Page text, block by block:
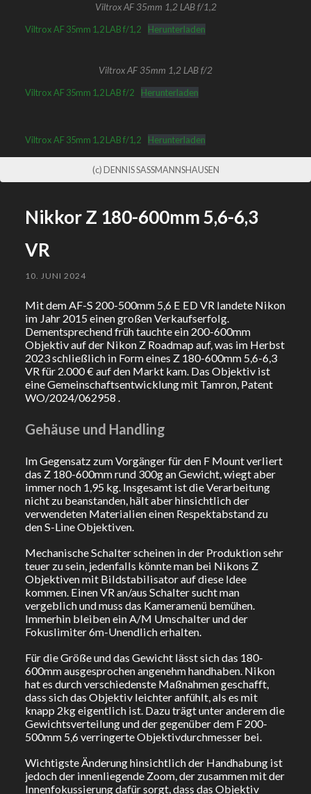
Viltrox AF 35mm 1,2 LAB f/1,2
Viltrox AF 35mm 1,2 LAB f/1,2 Herunterladen
Viltrox AF 35mm 1,2 LAB f/2
Viltrox AF 35mm 1,2 LAB f/2 Herunterladen
Viltrox AF 35mm 1,2 LAB f/1,2 Herunterladen
(c) DENNIS SASSMANNSHAUSEN
Nikkor Z 180-600mm 5,6-6,3
VR
10. JUNI 2024
Mit dem AF-S 200-500mm 5,6 E ED VR landete Nikon
im Jahr 2015 einen großen Verkaufserfolg.
Dementsprechend früh tauchte ein 200-600mm
Objektiv auf der Nikon Z Roadmap auf, was im Herbst
2023 schließlich in Form eines Z 180-600mm 5,6-6,3
VR für 2.000 € auf den Markt kam. Das Objektiv ist
eine Gemeinschaftsentwicklung mit Tamron, Patent
WO/2024/062958 .
Gehäuse und Handling
Im Gegensatz zum Vorgänger für den F Mount verliert
das Z 180-600mm rund 300g an Gewicht, wiegt aber
immer noch 1,95 kg. Insgesamt ist die Verarbeitung
nicht zu beanstanden, hält aber hinsichtlich der
verwendeten Materialien einen Respektabstand zu
den S-Line Objektiven.
Mechanische Schalter scheinen in der Produktion sehr
teuer zu sein, jedenfalls könnte man bei Nikons Z
Objektiven mit Bildstabilisator auf diese Idee
kommen. Einen VR an/aus Schalter sucht man
vergeblich und muss das Kameramenü bemühen.
Immerhin bleiben ein A/M Umschalter und der
Fokuslimiter 6m-Unendlich erhalten.
Für die Größe und das Gewicht lässt sich das 180-
600mm ausgesprochen angenehm handhaben. Nikon
hat es durch verschiedenste Maßnahmen geschafft,
dass sich das Objektiv leichter anfühlt, als es mit
knapp 2kg eigentlich ist. Dazu trägt unter anderem die
Gewichtsverteilung und der gegenüber dem F 200-
500mm 5,6 verringerte Objektivdurchmesser bei.
Wichtigste Änderung hinsichtlich der Handhabung ist
jedoch der innenliegende Zoom, der zusammen mit der
Innenfokussierung dafür sorgt, dass das Objektiv